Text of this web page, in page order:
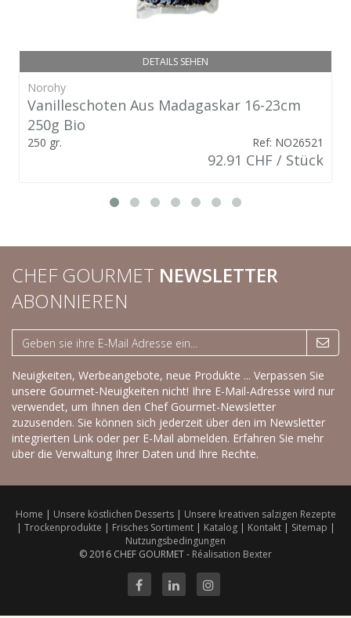
DETAILS SEHEN
Norohy
Vanilleschoten Aus Madagaskar 16-23cm
250g Bio
250 gr. Ref: NO26521
92.91 CHF / Stück
CHEF GOURMET NEWSLETTER
ABONNIEREN
Neuigkeiten, Werbeangebote, neue Produkte ... Verpassen Sie
unsere Gourmet-Neuigkeiten nicht! Ihre E-Mail-Adresse wird nur
verwendet, um Ihnen den Chef Gourmet-Newsletter
zuzusenden. Sie können sich jederzeit über den im Newsletter
integrierten Link oder per E-Mail abmelden. Erfahren Sie mehr
über die Verwaltung Ihrer Daten und Ihre Rechte.
Home | Unsere köstlichen Desserts | Unsere kreativen salzigen Rezepte
| Trockenprodukte | Frisches Sortiment | Katalog | Kontakt | Sitemap |
Nutzungsbedingungen
© 2016 CHEF GOURMET - Réalisation Bexter